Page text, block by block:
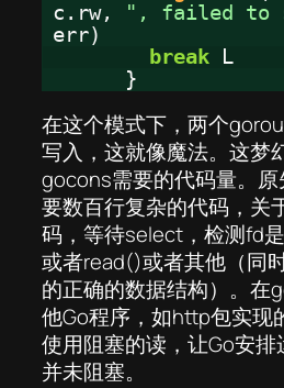
c.rw,
", failed to
err)
break
L
}
在这个模式下，两个
写入，这就像魔法。这梦
gocons需要的代码量。
要数百行复杂的代码，关
码，等待select，检测fd
或者read()或者其他（同
的正确的数据结构）。在
他Go程序，如http包实现
使用阻塞的读，让Go安
并未阻塞。